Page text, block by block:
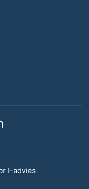
I-advies